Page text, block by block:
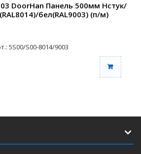
DoorHan Панель 500мм Нстук/
бел(RAL9003) (п/м)
5S00/S00-8014/9003